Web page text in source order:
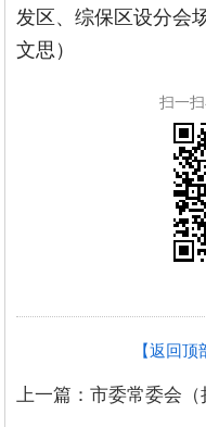
发区、综保区设分会
文思）
扫一
【返回顶
上一篇：市委常委会